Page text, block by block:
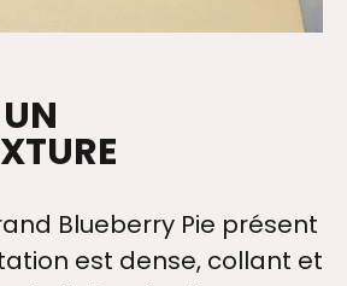
Blueberry Pie présent
est dense, collant et